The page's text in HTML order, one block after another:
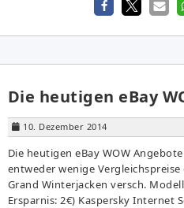
Die heutigen eBay
10. Dezember 2014
Die heutigen eBay WOW
entweder wenige
Grand Winterjacken versch.
Ersparnis: 2€) Kaspersky Internet